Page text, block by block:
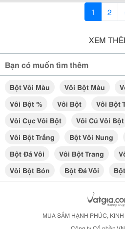
1 2
XEM
Bạn có muốn tìm thêm
Bột Vôi Màu Vôi Bột Màu
Vôi Bột %
Vôi Bột
Vôi Bột
Vôi Cục Vôi Bột
Vôi Củ Vôi Bột
Vôi Bột Trắng
Bột Vôi Nung
Bột Đá Vôi
Vôi Bột Trang
Vôi Bột Bón
Bột Đá Vôi
MUA SẮM HẠNH PHÚC,